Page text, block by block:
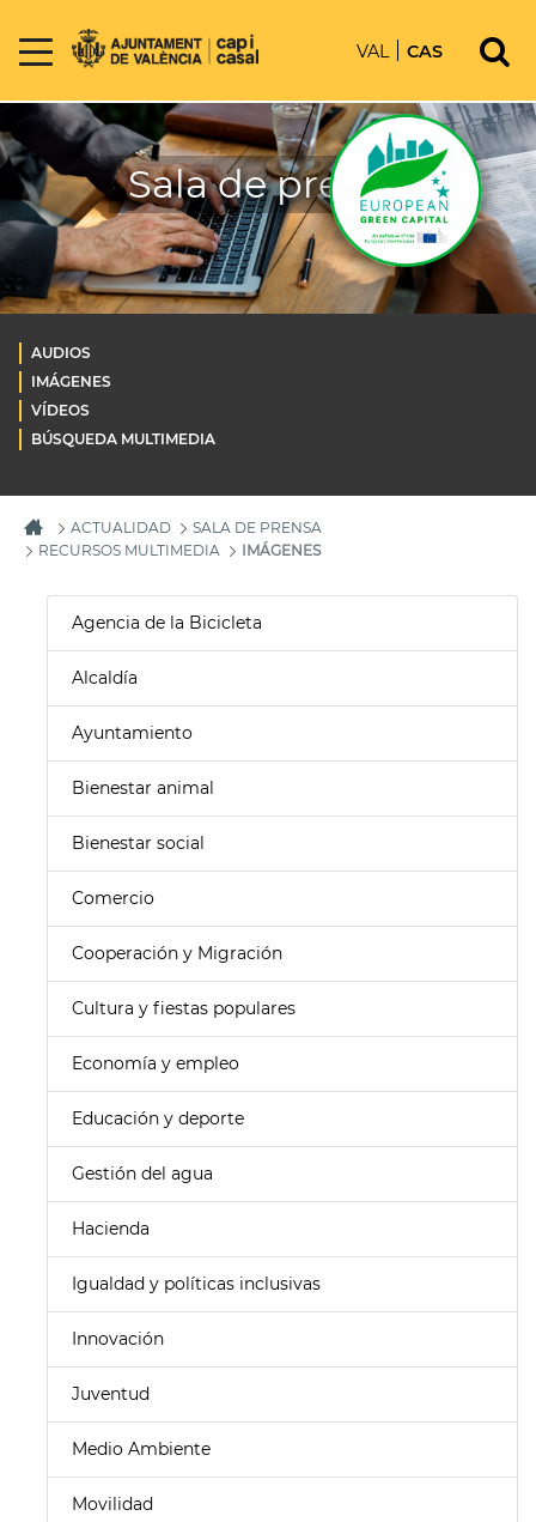
VAL CAS
Sala de prensa
AUDIOS
IMÁGENES
VÍDEOS
BÚSQUEDA MULTIMEDIA
ACTUALIDAD
SALA DE PRENSA
RECURSOS MULTIMEDIA
IMÁGENES
Agencia de la Bicicleta
Alcaldía
Ayuntamiento
Bienestar animal
Bienestar social
Comercio
Cooperación y Migración
Cultura y fiestas populares
Economía y empleo
Educación y deporte
Gestión del agua
Hacienda
Igualdad y políticas inclusivas
Innovación
Juventud
Medio Ambiente
Movilidad